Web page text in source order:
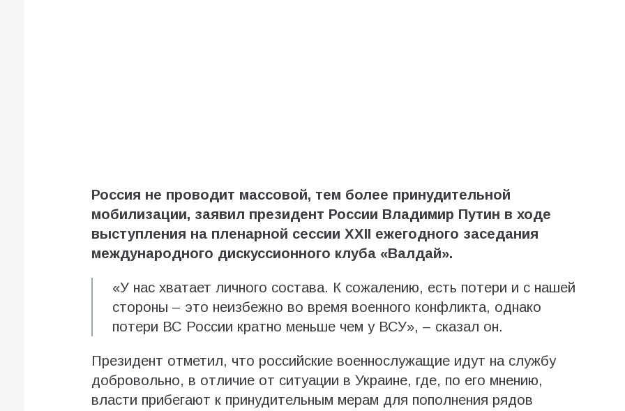
Россия не проводит массовой, тем более принудительной
мобилизации, заявил президент России Владимир Путин в ходе
выступления на пленарной сессии XXII ежегодного заседания
международного дискуссионного клуба «Валдай».
«У нас хватает личного состава. К сожалению, есть потери и с нашей
стороны – это неизбежно во время военного конфликта, однако
потери ВС России кратно меньше чем у ВСУ», – сказал он.
Президент отметил, что российские военнослужащие идут на службу
добровольно, в отличие от ситуации в Украине, где, по его мнению,
власти прибегают к принудительным мерам для пополнения рядов